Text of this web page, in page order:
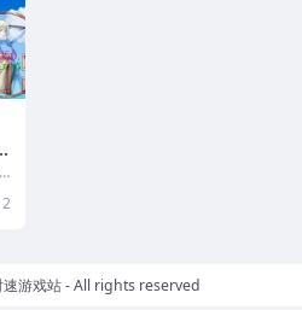
速游戏站- All rights reserved